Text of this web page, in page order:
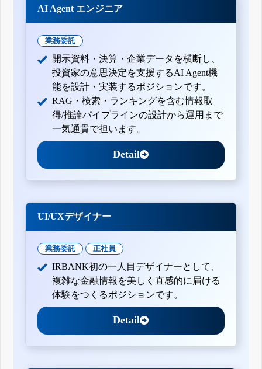
AI Agent エンジニア
業務委託
開示資料・決算・企業データを横断し、
投資家の意思決定を支援するAI Agent機
能を設計・実装するポジションです。
RAG・検索・ランキングを含む情報取
得/推論パイプラインの設計から運用まで
一気通貫で担います。
Detail
UI/UXデザイナー
業務委託 正社員
IRBANK初の一人目デザイナーとして、
複雑な金融情報を美しく直感的に届ける
体験をつくるポジションです。
Detail